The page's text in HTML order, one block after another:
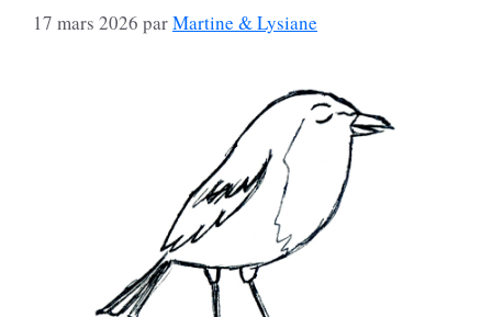
17 mars 2026 parMartine & Lysiane